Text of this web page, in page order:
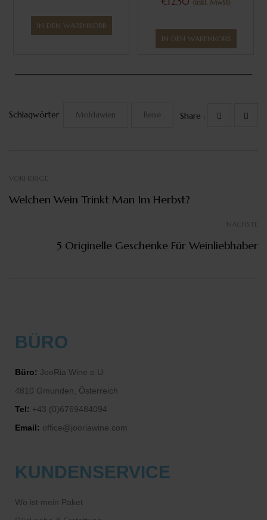
IN DEN WARENKORB
(inkl. MwSt)
IN DEN WARENKORB
Schlagwörter Moldawien Reise Share :
Welchen Wein Trinkt Man Im Herbst?
5 Originelle Geschenke Für Weinliebhaber
BÜRO
Büro: JooRia Wine e.U.
4810 Gmunden, Österreich
Tel: +43 (0)6769484094
Email: office@jooriawine.com
KUNDENSERVICE
Wo ist mein Paket